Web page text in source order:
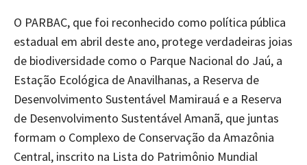
O PARBAC, que foi reconhecido como política pública
estadual em abril deste ano, protege verdadeiras joias
de biodiversidade como o Parque Nacional do Jaú, a
Estação Ecológica de Anavilhanas, a Reserva de
Desenvolvimento Sustentável Mamirauá e a Reserva
de Desenvolvimento Sustentável Amanã, que juntas
formam o Complexo de Conservação da Amazônia
Central, inscrito na Lista do Patrimônio Mundial